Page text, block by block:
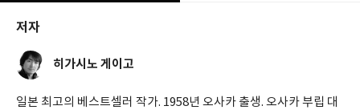
저자
히가시노 게이고
일본 최고의 베스트셀러 작가. 1958년 오사카 출생. 오사카 부립 대